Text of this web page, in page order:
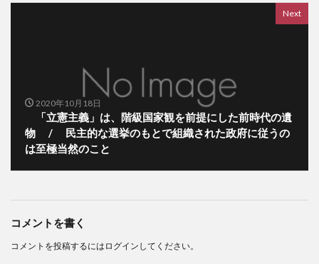
Next
2020年10月18日
「立憲主義」は、階級国家観を前提にした前時代の遺
物 / 民主的な選挙のもとで組織された政府に従うの
は至極当然のこと
コメントを書く
コメントを投稿するには ログイン してください。